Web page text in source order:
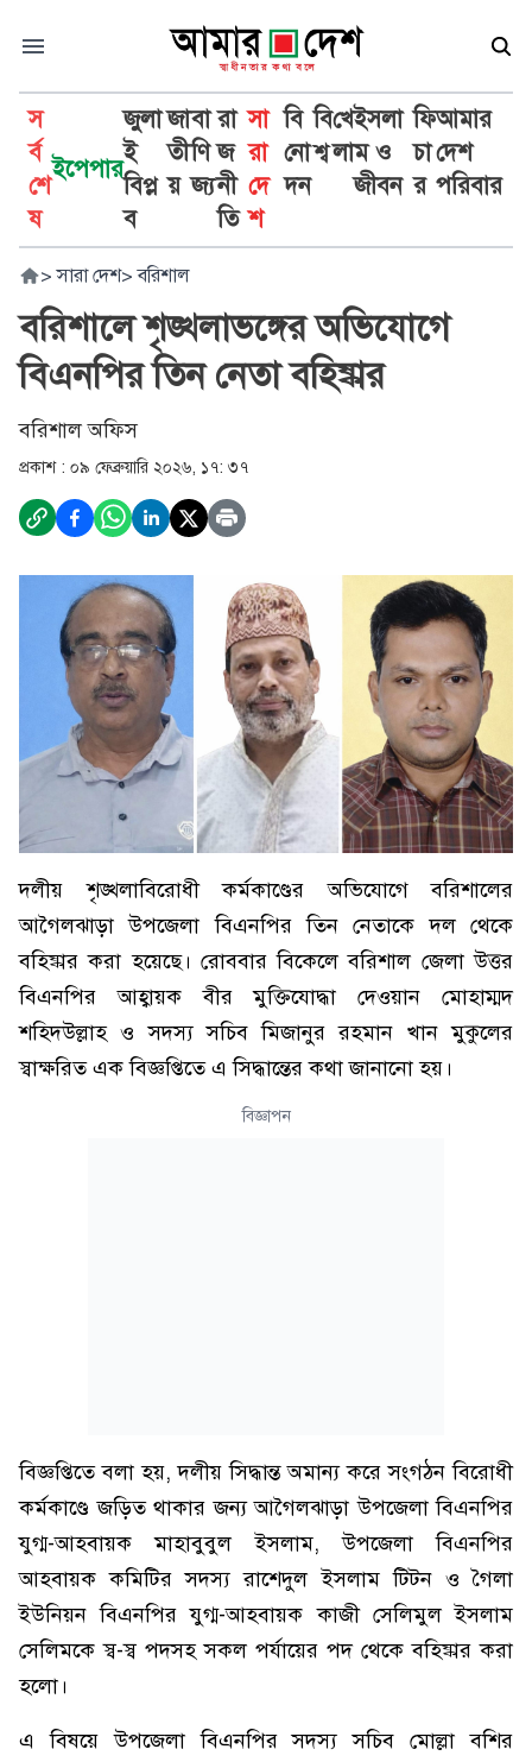
স
র্ব
শে
ষ
ইপেপার
জুলা
ই
বিপ্ল
ব
জা
তী
য়
বা
ণি
জ্য
রা
জ
নী
তি
সা
রা
দে
শ
বি
নো
দন
বি
শ্ব
খে
লা
ইসলা
ম ও
জীবন
ফি
চা
র
আমার
দেশ
পরিবার
> সারা দেশ> বরিশাল
বরিশালে শৃঙ্খলাভঙ্গের অভিযোগে
বিএনপির তিন নেতা বহিষ্কার
বরিশাল অফিস
প্রকাশ : ০৯ ফেব্রুয়ারি ২০২৬, ১৭: ৩৭
দলীয় শৃঙ্খলাবিরোধী কর্মকাণ্ডের অভিযোগে বরিশালের
আগৈলঝাড়া উপজেলা বিএনপির তিন নেতাকে দল থেকে
বহিষ্কার করা হয়েছে। রোববার বিকেলে বরিশাল জেলা উত্তর
বিএনপির আহ্বায়ক বীর মুক্তিযোদ্ধা দেওয়ান মোহাম্মদ
শহিদউল্লাহ ও সদস্য সচিব মিজানুর রহমান খান মুকুলের
স্বাক্ষরিত এক বিজ্ঞপ্তিতে এ সিদ্ধান্তের কথা জানানো হয়।
বিজ্ঞাপন
বিজ্ঞপ্তিতে বলা হয়, দলীয় সিদ্ধান্ত অমান্য করে সংগঠন বিরোধী
কর্মকাণ্ডে জড়িত থাকার জন্য আগৈলঝাড়া উপজেলা বিএনপির
যুগ্ম-আহবায়ক মাহাবুবুল ইসলাম, উপজেলা বিএনপির
আহবায়ক কমিটির সদস্য রাশেদুল ইসলাম টিটন ও গৈলা
ইউনিয়ন বিএনপির যুগ্ম-আহবায়ক কাজী সেলিমুল ইসলাম
সেলিমকে স্ব-স্ব পদসহ সকল পর্যায়ের পদ থেকে বহিষ্কার করা
হলো।
এ বিষয়ে উপজেলা বিএনপির সদস্য সচিব মোল্লা বশির